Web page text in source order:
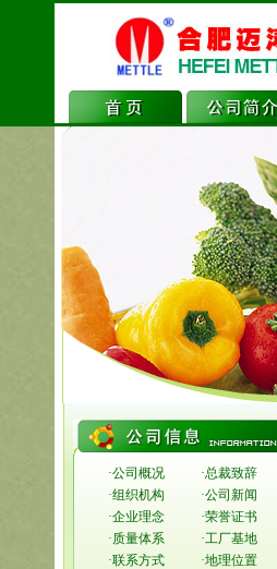
·公司概况 ·总裁致辞
·组织机构 ·公司新闻
·企业理念 ·荣誉证书
·质量体系 ·工厂基地
·联系方式 ·地理位置